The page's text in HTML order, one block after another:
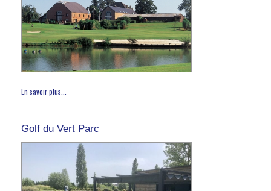
En savoir plus...
Golf du Vert Parc